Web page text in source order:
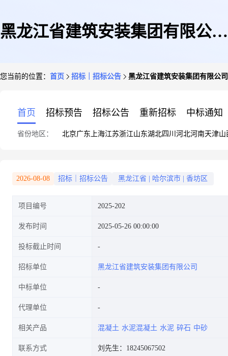
黑龙江省建筑安装集团有限公司
三标段)-混凝土采购招标采购公
您当前的位置： 首页 招标｜招标公告 黑龙江省建筑安装集团有限公
首页 招标预告 招标公告 重新招标 中标通知
省份地区： 北京广东 上海江苏浙江山东湖北四川 河北河南天津山
2026-08-08 招标｜招标公告 黑龙江省 哈尔滨市 香坊区
项目编号 2025-202
发布时间 2025-05-26 00:00:00
投标截止时间
招标单位 黑龙江省建筑安装集团有限公司
中标单位
代理单位
相关产品 混凝土 水泥混凝土 水泥 碎石 中砂
联系方式 刘先生：18245067502